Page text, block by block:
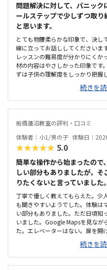
問題解決に対して、パニッ
ールステップで少しずつ取
と思います。
とても物腰柔らかな印象で、決し
線に立ってお話ししてくださいま
レッスンの難易度が分かりにくか
材の内容はやさしかった印象です
ずは子供の理解度をしっかり把握
も可能と説明して下さりました。
変更していきましょうとご説明が
だいていると感じました。徒歩圏
壊しが数年内にあるかもしれない
を感じていましたが、教材や端末
で子どもなりに割り切ることがで
超えるのでなかなか負担が大きい
で、徒歩で通える範囲にプロのエ
ないので、他の選択肢を選ぶこと
が現役のエンジニアで経営者な
どのように活かしていくべきか、
や意識付けについてしっかり指導
どもも、溢れてくる疑問を先生に
好きだと申しておりました。数年
ッスンの枠が広がった場合に先生
安が残ります。特にございません
続きを
板橋蓮沼教室の評判・口コミ
体験者：小1/男の子 体験日：
★★★★★ 5.0
簡単な操作から始まったの
しい部分もありましたが，
りたくないと言っていました。
丁寧で優しく教えてもらえた。少
も聞きやすいようでした。体験は
い部分もありました。ただ日頃知
いました。Google Mapsを見なが
た。エレベーターはない。扉を開
とても綺麗で、広々としていまし
に綺麗でした。プログラミングあ
は高い。他の習い事もしているの
でいるという印象が少なかった。
続きを